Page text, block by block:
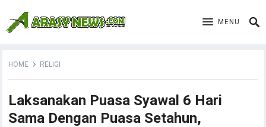
MENU
HOME RELIGI
Laksanakan Puasa Syawal 6 Hari
Sama Dengan Puasa Setahun,